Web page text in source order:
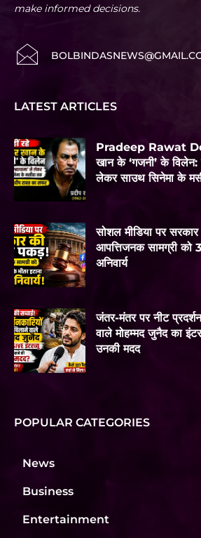
make informed decisions.
LATEST ARTICLES
Pradeep Rawat
खान के ‘गजनी’ के विलेन:
लेकर साउथ सिनेमा के
सोशल मीडिया पर
आपत्तिजनक सामग्री को
अनिवार्य
जंतर-मंतर पर नीट
वाले मोहम्मद जुनैद का
उनकी मदद
POPULAR CATEGORIES
News
Business
Entertainment